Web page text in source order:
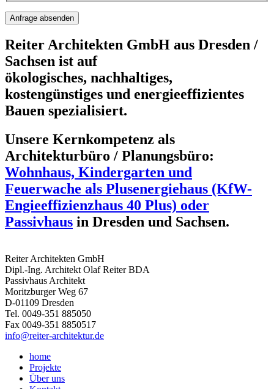
Reiter Architekten GmbH aus Dresden /
Sachsen ist auf
ökologisches, nachhaltiges,
kostengünstiges und energieeffizientes
Bauen spezialisiert.
Unsere Kernkompetenz als
Architekturbüro / Planungsbüro:
Wohnhaus, Kindergarten und
Feuerwache als Plusenergiehaus (KfW-
Engieeffizienzhaus 40 Plus) oder
Passivhaus in Dresden und Sachsen.
Reiter Architekten GmbH
Dipl.-Ing. Architekt Olaf Reiter BDA
Passivhaus Architekt
Moritzburger Weg 67
D-01109 Dresden
Tel. 0049-351 885050
Fax 0049-351 8850517
info@reiter-architektur.de
home
Projekte
Über uns